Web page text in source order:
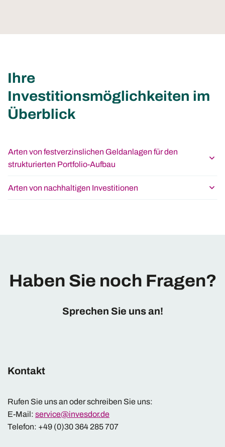
Ihre
Investitionsmöglichkeiten im
Überblick
Arten von festverzinslichen Geldanlagen für den
strukturierten Portfolio-Aufbau
Arten von nachhaltigen Investitionen
Haben Sie noch Fragen?
Sprechen Sie uns an!
Kontakt
Rufen Sie uns an oder schreiben Sie uns:
E-Mail: service@invesdor.de
Telefon: +49 (0)30 364 285 707